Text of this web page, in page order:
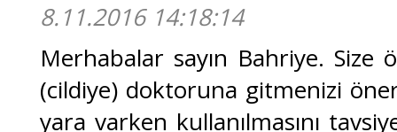
8.11.2016 14:18:14
Merhabalar sayın Bahriye. Size
(cildiye) doktoruna gitmenizi
yara varken kullanılmasını